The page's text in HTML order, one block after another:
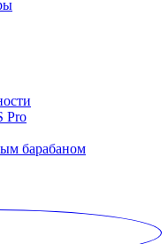
Pro
барабаном